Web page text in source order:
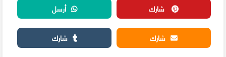
شارك
أرسل
شارك
شارك